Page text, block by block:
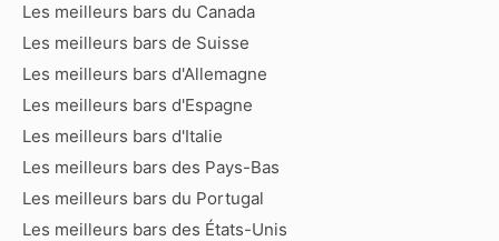
Les meilleurs bars du Canada
Les meilleurs bars de Suisse
Les meilleurs bars d'Allemagne
Les meilleurs bars d'Espagne
Les meilleurs bars d'Italie
Les meilleurs bars des Pays-Bas
Les meilleurs bars du Portugal
Les meilleurs bars des États-Unis